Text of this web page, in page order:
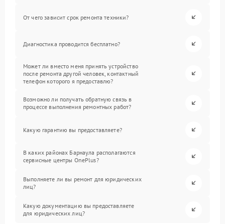
От чего зависит срок ремонта техники?
Диагностика проводится бесплатно?
Может ли вместо меня принять устройство
после ремонта другой человек, контактный
телефон которого я предоставлю?
Возможно ли получать обратную связь в
процессе выполнения ремонтных работ?
Какую гарантию вы предоставляете?
В каких районах Барнаула располагаются
сервисные центры OnePlus?
Выполняете ли вы ремонт для юридических
лиц?
Какую документацию вы предоставляете
для юридических лиц?